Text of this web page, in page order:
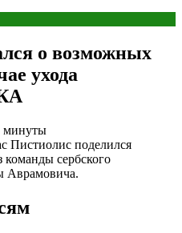
о возможных
ухода
минуты
Пистиолис поделился
сербского
Аврамовича.